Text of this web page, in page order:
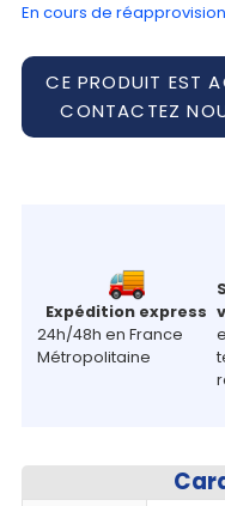
En cours de
CE PRODUIT EST
CONTACTEZ
Expédition express
24h/48h en France
Métropolitaine